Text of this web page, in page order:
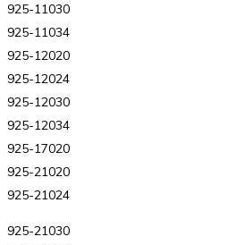
925-11030
925-11034
925-12020
925-12024
925-12030
925-12034
925-17020
925-21020
925-21024
925-21030